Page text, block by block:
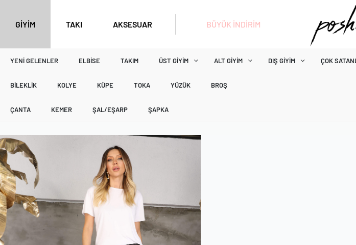
GİYİM TAKI AKSESUAR BÜYÜK İNDİRİM
YENI GELENLER ELBISE TAKIM ÜST GIYIM ALT GIYIM DIŞ GIYIM ÇOK
BILEKLIK KOLYE KÜPE TOKA YÜZÜK BROŞ
ÇANTA KEMER ŞAL/EŞARP ŞAPKA